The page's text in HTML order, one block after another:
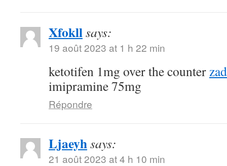
Xfokllsays:
19 août 2023 at 1 h 22 min
ketotifen 1mg over the counter
imipramine 75mg
Répondre
Ljaeyhsays:
21 août 2023 at 4 h 10 min